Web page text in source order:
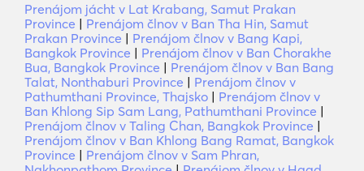
Prenájom jácht v Lat Krabang, Samut Prakan
Province | Prenájom člnov v Ban Tha Hin, Samut
Prakan Province | Prenájom člnov v Bang Kapi,
Bangkok Province | Prenájom člnov v Ban Chorakhe
Bua, Bangkok Province | Prenájom člnov v Ban Bang
Talat, Nonthaburi Province | Prenájom člnov v
Pathumthani Province, Thajsko | Prenájom člnov v
Ban Khlong Sip Sam Lang, Pathumthani Province |
Prenájom člnov v Taling Chan, Bangkok Province |
Prenájom člnov v Ban Khlong Bang Ramat, Bangkok
Province | Prenájom člnov v Sam Phran,